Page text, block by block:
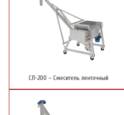
СЛ-200 – Смеситель ленточный